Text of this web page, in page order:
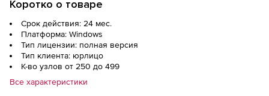
Коротко о товаре
Срок действия: 24 мес.
Платформа: Windows
Тип лицензии: полная версия
Тип клиента: юрлицо
К-во узлов от 250 до 499
Все характеристики